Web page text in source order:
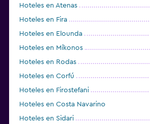
Hoteles en Atenas
Hoteles en Fira
Hoteles en Elounda
Hoteles en Míkonos
Hoteles en Rodas
Hoteles en Corfú
Hoteles en Firostefani
Hoteles en Costa Navarino
Hoteles en Sidari